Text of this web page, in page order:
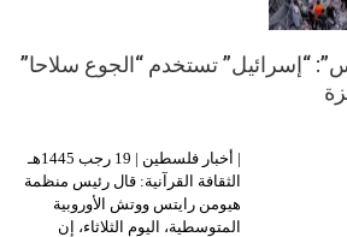
“إسرائيل” تستخدم “الجوع سلاحا”
| أخبار فلسطين | 19 رجب 1445هـ
الثقافة القرآنية: قال رئيس منظمة
هيومن رايتس ووتش الأوروبية
المتوسطية، اليوم الثلاثاء، إن